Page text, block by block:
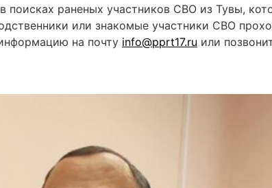
раненых участников СВО из Тувы,
или знакомые участники СВО
на почту info@pprt17.ru или